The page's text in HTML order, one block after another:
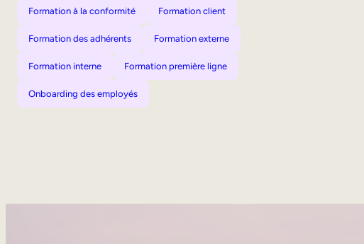
Formation à la conformité Formation client
Formation des adhérents Formation externe
Formation interne Formation première ligne
Onboarding des employés